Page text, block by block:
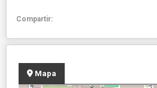
Compartir:
Mapa